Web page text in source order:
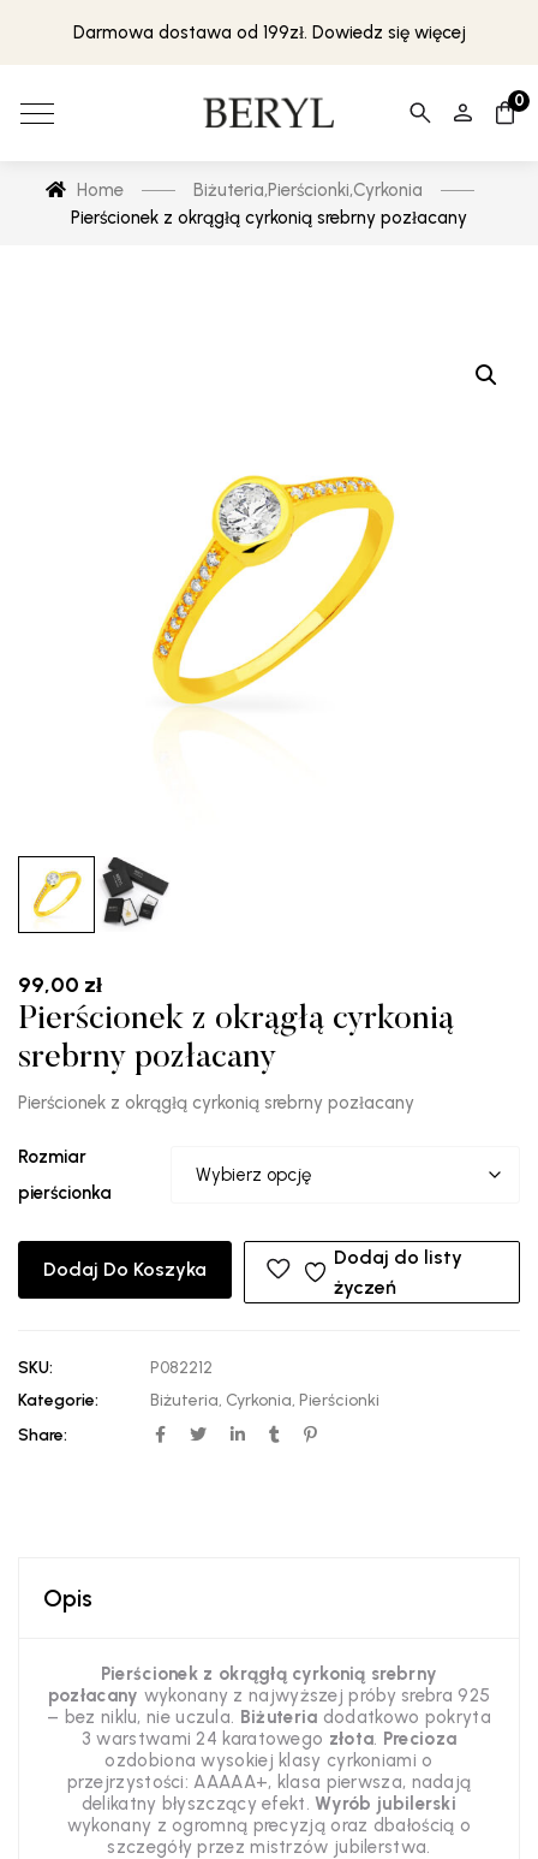
Darmowa dostawa od 199zł. Dowiedz się więcej
0
Home Biżuteria,Pierścionki,Cyrkonia
Pierścionek z okrągłą cyrkonią srebrny pozłacany
99,00 zł
Pierścionek z okrągłą cyrkonią
srebrny pozłacany
Pierścionek z okrągłą cyrkonią srebrny pozłacany
Rozmiar
pierścionka
Dodaj Do Koszyka
Dodaj do listy
życzeń
SKU:
P082212
Kategorie:
Biżuteria, Cyrkonia, Pierścionki
Share:
Opis
Pierścionek z okrągłą cyrkonią srebrny
pozłacany wykonany z najwyższej próby srebra 925
– bez niklu, nie uczula. Biżuteria dodatkowo pokryta
3 warstwami 24 karatowego złota. Precioza
ozdobiona wysokiej klasy cyrkoniami o
przejrzystości: AAAAA+, klasa pierwsza, nadają
delikatny błyszczący efekt.Wyrób jubilerski
wykonany z ogromną precyzją oraz dbałością o
szczegóły przez mistrzów jubilerstwa.